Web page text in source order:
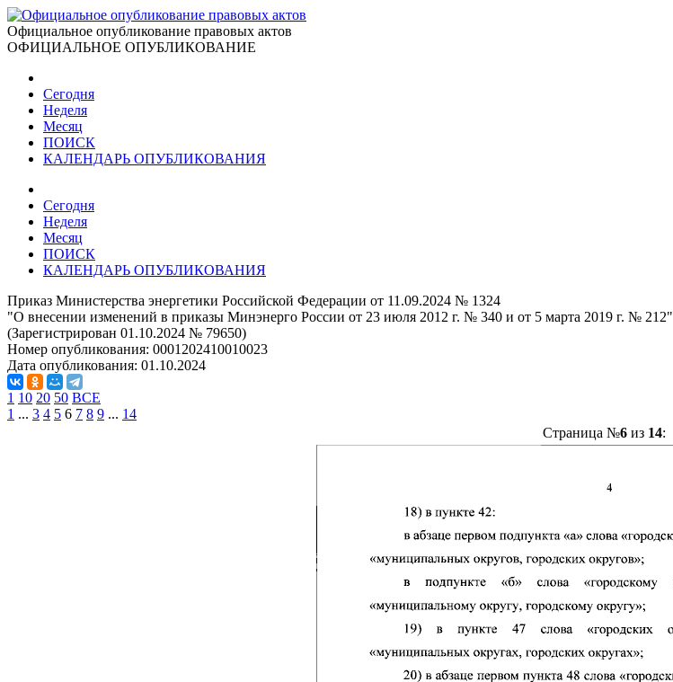
Официальное опубликование правовых актов
ОФИЦИАЛЬНОЕ ОПУБЛИКОВАНИЕ
Сегодня
Неделя
Месяц
ПОИСК
КАЛЕНДАРЬ ОПУБЛИКОВАНИЯ
Сегодня
Неделя
Месяц
ПОИСК
КАЛЕНДАРЬ ОПУБЛИКОВАНИЯ
Приказ Министерства энергетики Российской Федерации от 11.09.2024 № 1324
"О внесении изменений в приказы Минэнерго России от 23 июля 2012 г. № 340 и от 5 марта 2019 г. № 212"
(Зарегистрирован 01.10.2024 № 79650)
Номер опубликования: 0001202410010023
Дата опубликования: 01.10.2024
1 10 20 50 ВСЕ
1 ... 3 4 5 6 7 8 9 ... 14
Страница №6из 14: